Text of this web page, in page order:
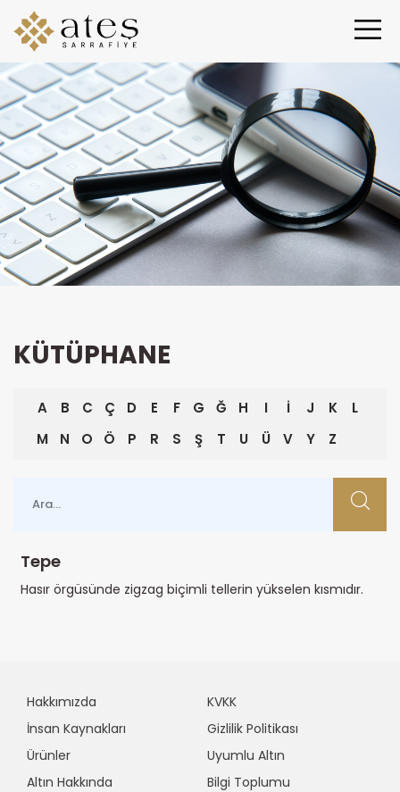
KÜTÜPHANE
A B C Ç D E F G Ğ H I İ J K
L
M
N O Ö P R S Ş T U Ü V Y Z
Tepe
Hasır örgüsünde zigzag biçimli tellerin yükselen kısmıdır.
Hakkımızda
İnsan Kaynakları
Ürünler
Altın Hakkında
KVKK
Gizlilik Politikası
Uyumlu Altın
Bilgi Toplumu